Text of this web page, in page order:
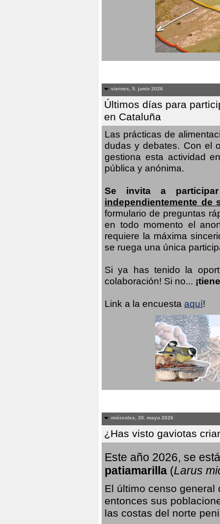
viernes, 5. junio 2026
Últimos días para
en Cataluña
Las prácticas de
dudas y debates. Con el
gestiona esta actividad
pública y anónima.
Se invita a
independientemente
formulario de preguntas
en todo momento el
requiere la máxima
se ruega una única
Si ya has tenido la
colaboración! Si no...
Link a la encuesta aquí!
miércoles, 20. mayo 2026
¿Has visto gaviotas
Este año 2026, se
patiamarilla (Larus
El último censo
entonces sus
las costas del norte